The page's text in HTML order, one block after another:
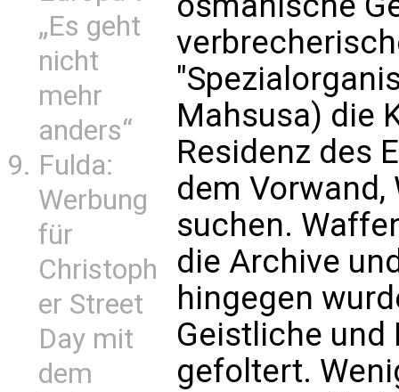
„Es geht
nicht
mehr
anders“
Fulda:
Werbung
für
Christoph
er Street
Day mit
dem
Mahsusa) die
Residenz des
dem
suchen.
die Archive
hingegen
Geistliche und
gefoltert.